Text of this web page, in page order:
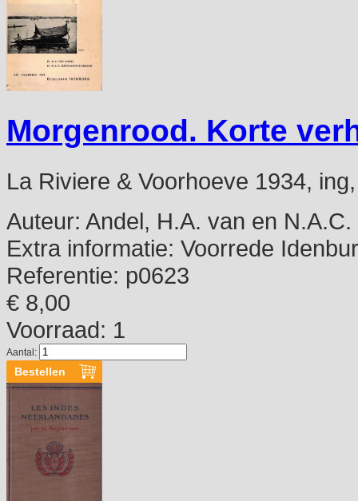
Morgenrood. Korte
La Riviere & Voorhoeve 1934,
Auteur: Andel, H.A. van en
Extra informatie: Voorrede
Referentie: p0623
€ 8,00
Voorraad: 1
Aantal: